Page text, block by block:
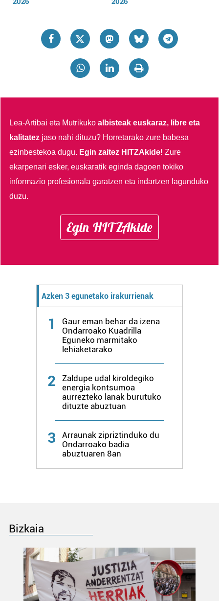
Lea-Artibai eta Mutrikukoalbisteak euskaraz, libre eta
kalitatez jaso nahi dituzu? Horretarako zure babesa
ezinbestekoa dugu. Egin zaitez HITZAkide!Zure
ekarpenari esker, euskaratik eginda dagoen tokiko
informazio profesionala garatzen eta indartzen lagunduko
duzu.
Egin HITZAkide
Azken 3 egunetako irakurrienak
1
Gaur eman behar da izena
Ondarroako Kuadrilla
Eguneko marmitako
lehiaketarako
2
Zaldupe udal kiroldegiko
energia kontsumoa
aurrezteko lanak burutuko
dituzte abuztuan
3
Arraunak zipriztinduko du
Ondarroako badia
abuztuaren 8an
Bizkaia